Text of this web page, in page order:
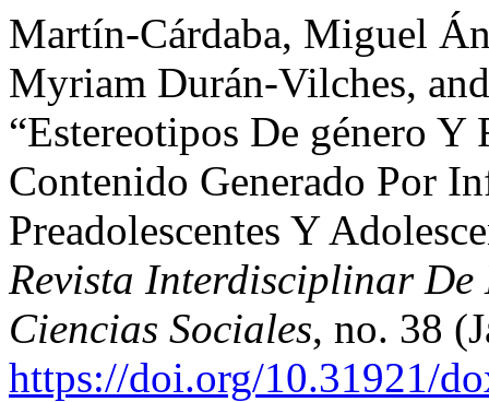
Martín-Cárdaba, Miguel
Myriam Durán-Vilches,
“Estereotipos De género Y
Contenido Generado Por
Preadolescentes Y
Revista Interdisciplinar De
Ciencias Sociales, no. 38
https://doi.org/10.31921/